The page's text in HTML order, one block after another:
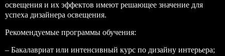
освещения и их эффектов имеют решающее значение для
успеха дизайнера освещения.
Рекомендуемые программы обучения:
– Бакалавриат или интенсивный курс по дизайну интерьера;